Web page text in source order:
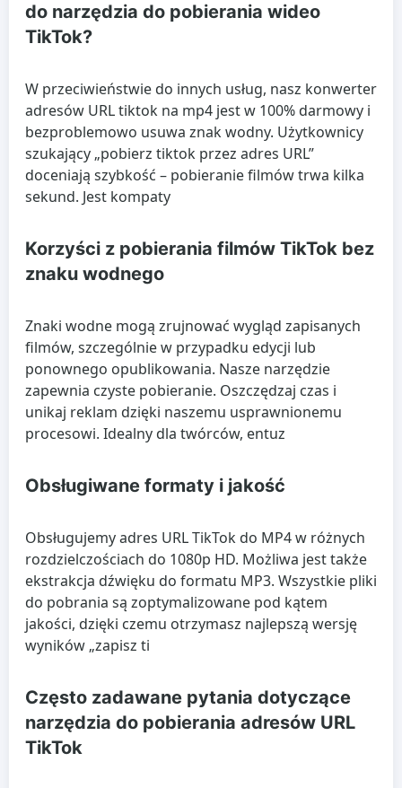
do narzędzia do pobierania wideo
TikTok?
W przeciwieństwie do innych usług, nasz konwerter
adresów URL tiktok na mp4 jest w 100% darmowy i
bezproblemowo usuwa znak wodny. Użytkownicy
szukający „pobierz tiktok przez adres URL”
doceniają szybkość – pobieranie filmów trwa kilka
sekund. Jest kompaty
Korzyści z pobierania filmów TikTok bez
znaku wodnego
Znaki wodne mogą zrujnować wygląd zapisanych
filmów, szczególnie w przypadku edycji lub
ponownego opublikowania. Nasze narzędzie
zapewnia czyste pobieranie. Oszczędzaj czas i
unikaj reklam dzięki naszemu usprawnionemu
procesowi. Idealny dla twórców, entuz
Obsługiwane formaty i jakość
Obsługujemy adres URL TikTok do MP4 w różnych
rozdzielczościach do 1080p HD. Możliwa jest także
ekstrakcja dźwięku do formatu MP3. Wszystkie pliki
do pobrania są zoptymalizowane pod kątem
jakości, dzięki czemu otrzymasz najlepszą wersję
wyników „zapisz ti
Często zadawane pytania dotyczące
narzędzia do pobierania adresów URL
TikTok